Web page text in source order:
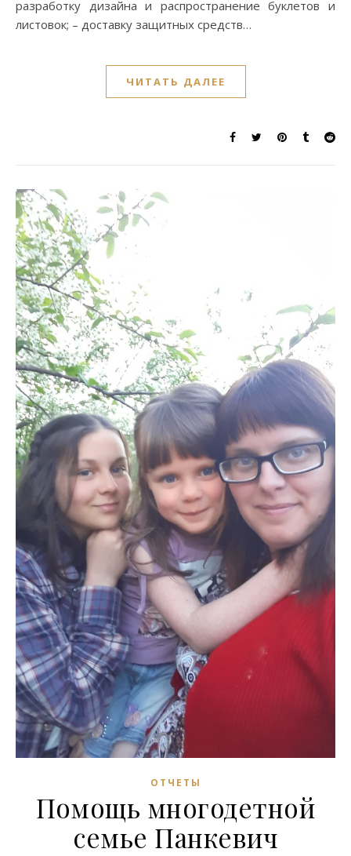
разработку дизайна и распространение буклетов и
листовок; – доставку защитных средств…
ЧИТАТЬ ДАЛЕЕ
ОТЧЕТЫ
Помощь многодетной
семье Панкевич